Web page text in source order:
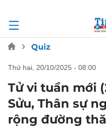
Quiz
thứ hai, 20/10/2025 - 08:00
Tử vi tuần mới
Sửu, Thân sự
rộng đường